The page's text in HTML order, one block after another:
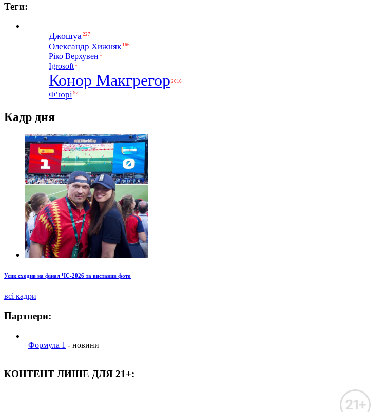
Теги:
Джошуа 227
Олександр Хижняк 166
Ріко Верхувен 1
Igrosoft 1
Конор Макгрегор 2016
Ф’юрі 92
Кадр дня
Усик сходив на фінал ЧС-2026 та виставив фото
всі кадри
Партнери:
Формула 1 - новини
КОНТЕНТ ЛИШЕ ДЛЯ 21+: